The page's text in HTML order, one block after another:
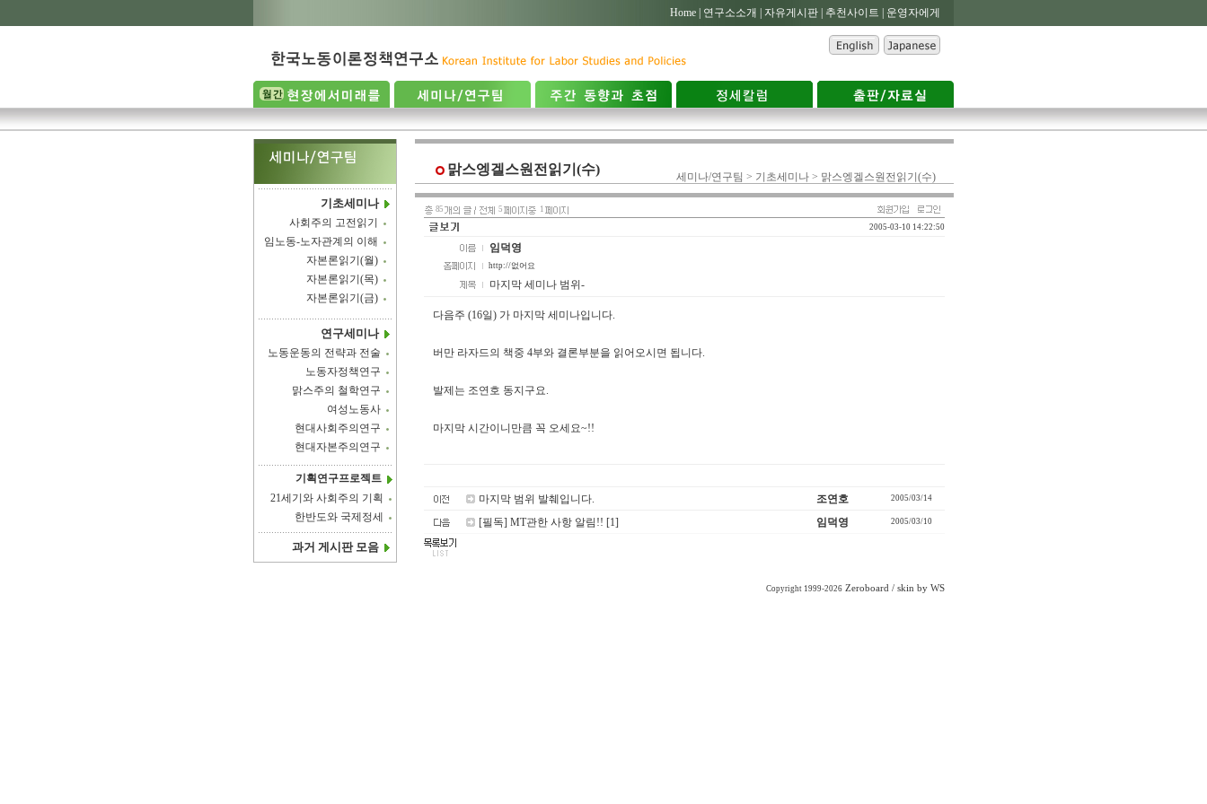
Home | 연구소소개 | 자유게시판 | 추천사이트 | 운영자에게
기초세미나
사회주의 고전읽기
임노동-노자관계의 이해
자본론읽기(월)
자본론읽기(목)
자본론읽기(금)
연구세미나
노동운동의 전략과 전술
노동자정책연구
맑스주의 철학연구
여성노동사
현대사회주의연구
현대자본주의연구
기획연구프로젝트
21세기와 사회주의 기획
한반도와 국제정세
과거 게시판 모음
맑스엥겔스원전읽기(수) 세미나/연구팀 > 기초세미나 > 맑스엥겔스원전읽기(수)
85 5
1
2005-03-10 14:22:50
임덕영
http://없어요
마지막 세미나 범위-
다음주 (16일) 가 마지막 세미나입니다.
버만 라자드의 책중 4부와 결론부분을 읽어오시면 됩니다.
발제는 조연호 동지구요.
마지막 시간이니만큼 꼭 오세요~!!
마지막 범위 발췌입니다. 조연호 2005/03/14
[필독] MT관한 사항 알림!! [1] 임덕영 2005/03/10
Copyright 1999-2026 Zeroboard / skin by WS